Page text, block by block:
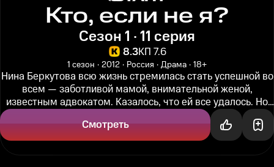
Кто, если не я?
Сезон 1 · 11 серия
8.3КП 7.6
1 сезон 2012 Россия Драма 18+
Нина Беркутова всю жизнь стремилась стать успешной во
всем — заботливой мамой, внимательной женой,
известным адвокатом. Казалось, что ей все удалось. Но
Смотреть